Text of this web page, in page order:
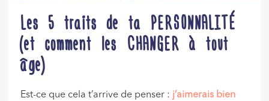
Les 5 traits de ta PERSONNALITÉ
(et comment les CHANGER à tout
âge)
Est-ce que cela t’arrive de penser : j’aimerais bien